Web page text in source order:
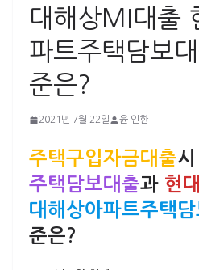
대해상MI대출
파트주택담보
준은?
2021년 7월 22일 윤 인한
주택구입자금대출시
주택담보대출과 현
대해상아파트주택
준은?